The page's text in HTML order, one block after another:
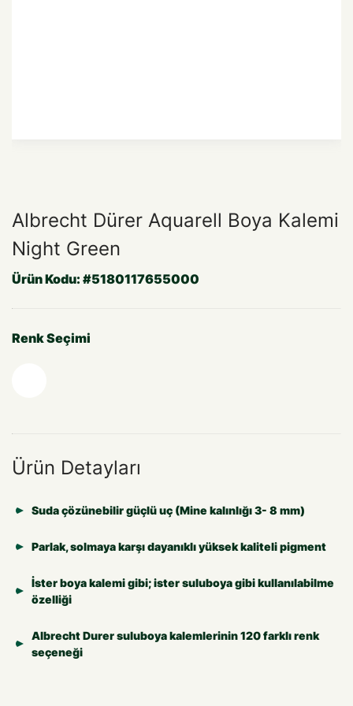
Albrecht Dürer Aquarell Boya Kalemi
Night Green
Ürün Kodu: #5180117655000
Renk Seçimi
Ürün Detayları
Suda çözünebilir güçlü uç (Mine kalınlığı 3- 8 mm)
Parlak, solmaya karşı dayanıklı yüksek kaliteli pigment
İster boya kalemi gibi; ister suluboya gibi kullanılabilme
özelliği
Albrecht Durer suluboya kalemlerinin 120 farklı renk
seçeneği